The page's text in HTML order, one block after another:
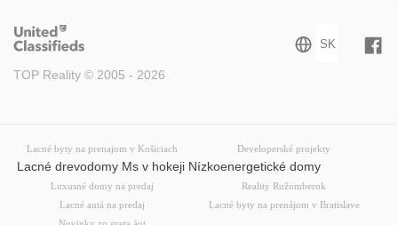
TOP Reality © 2005 - 2026
Lacné byty na prenajom v Košiciach Developerské projekty
Lacné drevodomy Ms v hokeji Nízkoenergetické domy
Luxusné domy na predaj
Reality Ružomberok
Lacné autá na predaj
Lacné byty na prenájom v Bratislave